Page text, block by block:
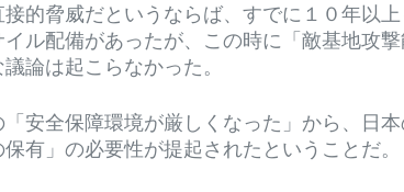
的脅威だというならば、すでに１０年以
ル配備があったが、この時に「敵基地攻
論は起こらなかった。
安全保障環境が厳しくなった」から、日
有」の必要性が提起されたということだ